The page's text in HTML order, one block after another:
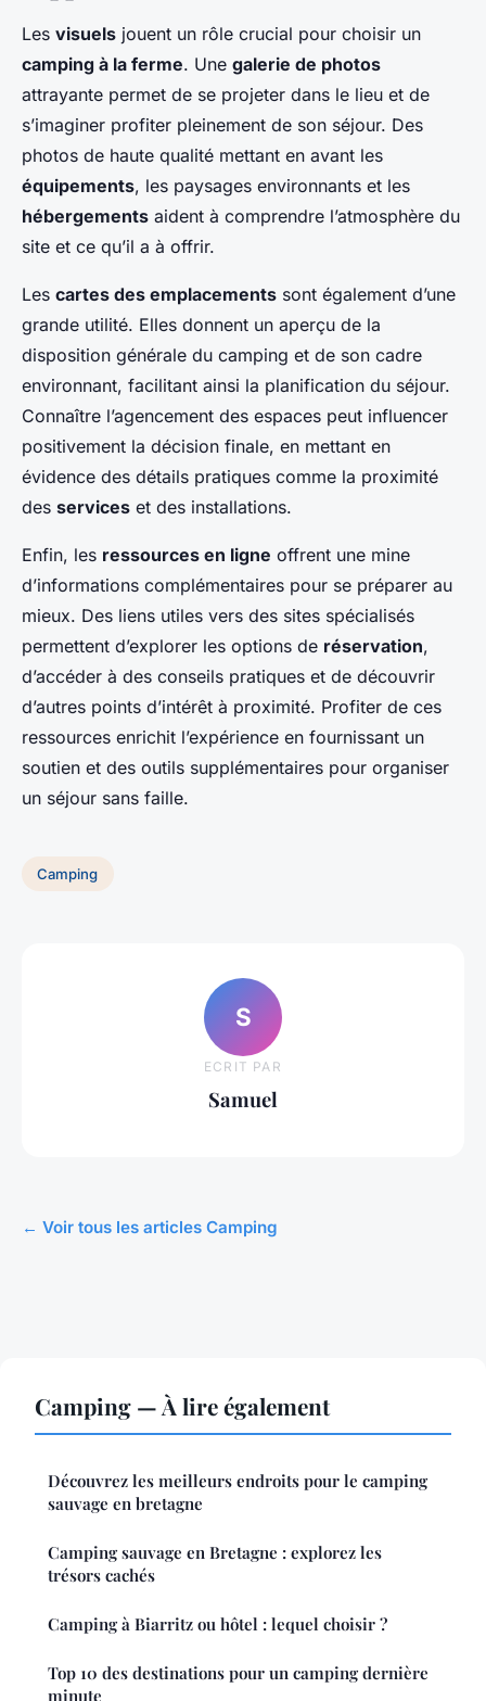
Les visuels jouent un rôle crucial pour choisir un
camping à la ferme. Une galerie de photos
attrayante permet de se projeter dans le lieu et de
s’imaginer profiter pleinement de son séjour. Des
photos de haute qualité mettant en avant les
équipements, les paysages environnants et les
hébergements aident à comprendre l’atmosphère du
site et ce qu’il a à offrir.
Les cartes des emplacements sont également d’une
grande utilité. Elles donnent un aperçu de la
disposition générale du camping et de son cadre
environnant, facilitant ainsi la planification du séjour.
Connaître l’agencement des espaces peut influencer
positivement la décision finale, en mettant en
évidence des détails pratiques comme la proximité
des services et des installations.
Enfin, les ressources en ligne offrent une mine
d’informations complémentaires pour se préparer au
mieux. Des liens utiles vers des sites spécialisés
permettent d’explorer les options de réservation,
d’accéder à des conseils pratiques et de découvrir
d’autres points d’intérêt à proximité. Profiter de ces
ressources enrichit l’expérience en fournissant un
soutien et des outils supplémentaires pour organiser
un séjour sans faille.
Camping
S
ECRIT PAR
Samuel
← Voir tous les articles Camping
Camping — À lire également
Découvrez les meilleurs endroits pour le camping
sauvage en bretagne
Camping sauvage en Bretagne : explorez les
trésors cachés
Camping à Biarritz ou hôtel : lequel choisir ?
Top 10 des destinations pour un camping dernière
minute